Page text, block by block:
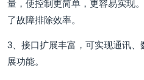
量，使控制更简单，更容易实现
了故障排除效率。
3、接口扩展丰富，可实现通讯
展功能。